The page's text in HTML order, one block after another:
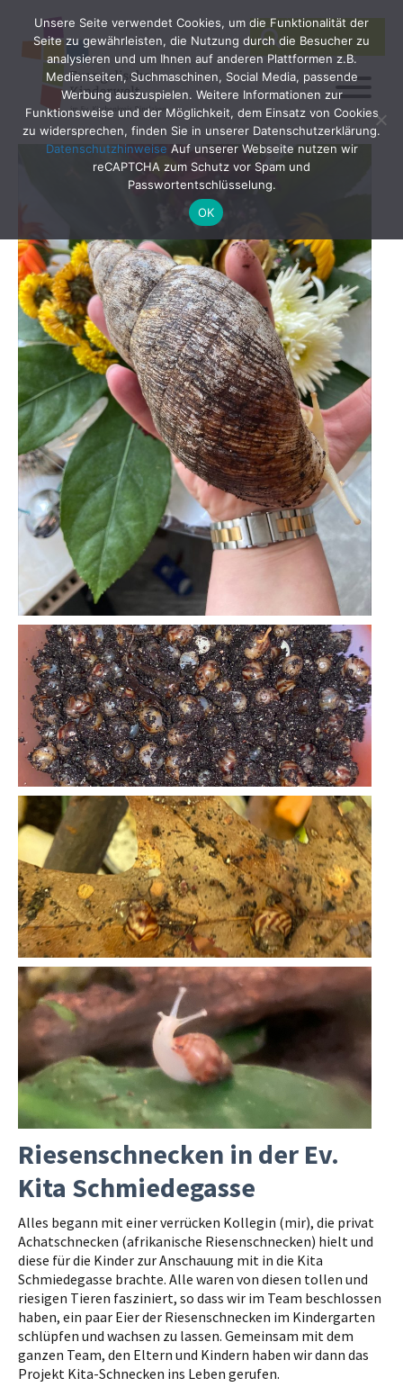
Search
for:
SEARCH
Riesenschnecken in der Ev.
Kita Schmiedegasse
Alles begann mit einer verrücken Kollegin (mir), die privat
Achatschnecken (afrikanische Riesenschnecken) hielt und
diese für die Kinder zur Anschauung mit in die Kita
Schmiedegasse brachte. Alle waren von diesen tollen und
riesigen Tieren fasziniert, so dass wir im Team beschlossen
haben, ein paar Eier der Riesenschnecken im Kindergarten
schlüpfen und wachsen zu lassen. Gemeinsam mit dem
ganzen Team, den Eltern und Kindern haben wir dann das
Projekt Kita-Schnecken ins Leben gerufen.
Unsere Seite verwendet Cookies, um die Funktionalität der
Seite zu gewährleisten, die Nutzung durch die Besucher zu
analysieren und um Ihnen auf anderen Plattformen z.B.
Medienseiten, Suchmaschinen, Social Media, passende
Werbung auszuspielen. Weitere Informationen zur
Funktionsweise und der Möglichkeit, dem Einsatz von Cookies
zu widersprechen, finden Sie in unserer Datenschutzerklärung.
DatenschutzhinweiseAuf unserer Webseite nutzen wir
reCAPTCHA zum Schutz vor Spam und
Passwortentschlüsselung.
OK